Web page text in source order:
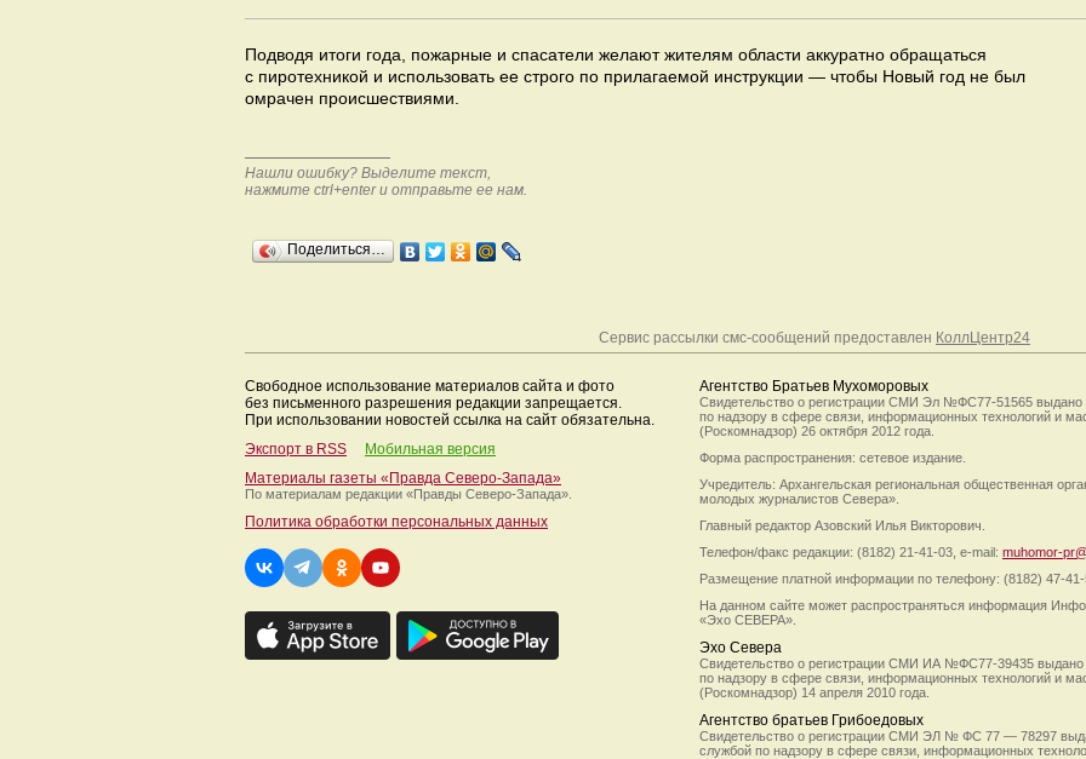
Подводя итоги года, пожарные и спасатели желают жителям области аккуратно обращаться
с пиротехникой и использовать ее строго по прилагаемой инструкции — чтобы Новый год не был
омрачен происшествиями.
Нашли ошибку? Выделите текст,
нажмите ctrl+enter и отправьте ее нам.
Поделиться…
Сервис рассылки смс-сообщений предоставлен КоллЦентр24
Свободное использование материалов сайта и фото
без письменного разрешения редакции запрещается.
При использовании новостей ссылка на сайт обязательна.
Экспорт в RSS
Мобильная версия
Материалы газеты «Правда Северо-Запада»
По материалам редакции «Правды Северо-Запада».
Политика обработки персональных данных
Агентство Братьев Мухоморовых
Свидетельство о регистрации СМИ Эл №ФС77-51565 выдано
по надзору в сфере связи, информационных технологий и
(Роскомнадзор) 26 октября 2012 года.
Форма распространения: сетевое издание.
Учредитель: Архангельская региональная общественная
молодых журналистов Севера».
Главный редактор Азовский Илья Викторович.
Телефон/факс редакции: (8182) 21-41-03, e-mail: muhomor-
Размещение платной информации по телефону: (8182) 47-
На данном сайте может распространяться информация
«Эхо СЕВЕРА».
Эхо Севера
Свидетельство о регистрации СМИ ИА №ФС77-39435 выдано
по надзору в сфере связи, информационных технологий и
(Роскомнадзор) 14 апреля 2010 года.
Агентство братьев Грибоедовых
Свидетельство о регистрации СМИ ЭЛ № ФС 77 — 78297
службой по надзору в сфере связи, информационных